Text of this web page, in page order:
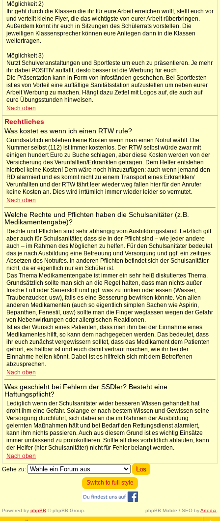
Möglichkeit 2)
Ihr geht durch die Klassen die ihr für eure Arbeit erreichen wollt, stellt euch vor
und verteilt kleine Flyer, die das wichtigste von eurer Arbeit rüberbringen.
Außerdem könnt ihr euch in Sitzungen des Schülerrats vorstellen. Die
jeweiligen Klassensprecher können eure Anliegen dann in die Klassen
weitertragen.
Möglichkeit 3)
Nutzt Schulveranstaltungen und Sportfeste um euch zu präsentieren. Je mehr
ihr dabei POSITIV auffallt, desto besser ist die Werbung für euch.
Die Präsentation kann in Form von Infoständen geschehen. Bei Sportfesten
ist es von Vorteil eine auffällige Sanitätsstation aufzustellen um neben eurer
Arbeit Werbung zu machen. Hängt dazu Zettel mit Logos auf, die auch auf
eure Übungsstunden hinweisen.
Nach oben
Rechtliches
Was kostet es wenn ich einen RTW rufe?
Grundsätzlich entstehen keine Kosten wenn man einen Notruf wählt. Die
Nummer selbst (112) ist immer kostenlos. Der RTW selbst würde zwar mit
einigen hundert Euro zu Buche schlagen, aber diese Kosten werden von der
Versicherung des Verunfallten/Erkrankten getragen. Dem Helfer entstehen
hierbei keine Kosten! Dem wäre noch hinzuzufügen: auch wenn jemand den
RD alarmiert und es kommt nicht zu einem Transport eines Erkrankten/
Verunfallten und der RTW fährt leer wieder weg fallen hier für den Anrufer
keine Kosten an. Dies wird irrtümlich immer wieder leider so vermutet.
Nach oben
Welche Rechte und Pflichten haben die Schulsanitäter (z.B.
Medikamentengabe)?
Rechte und Pflichten sind sehr abhängig vom Ausbildungsstand. Letztlich gilt
aber auch für Schulsanitäter, dass sie in der Pflicht sind – wie jeder andere
auch – im Rahmen des Möglichen zu helfen. Für den Schulsanitäter bedeutet
das je nach Ausbildung eine Betreuung und Versorgung und ggf. ein zeitiges
Absetzen des Notrufes. In anderen Pflichten befindet sich der Schulsanitäter
nicht, da er eigentlich nur ein Schüler ist.
Das Thema Medikamentengabe ist immer ein sehr heiß diskutiertes Thema.
Grundsätzlich sollte man sich an die Regel halten, dass man nichts außer
frische Luft oder Sauerstoff und ggf. was zu trinken oder essen (Wasser,
Traubenzucker, usw), falls es eine Besserung bewirken könnte. Von allen
anderen Medikamenten (auch so eigentlich simplen Sachen wie Aspirin,
Bepanthen, Fenestil, usw) sollte man die Finger weglassen wegen der Gefahr
von Nebenwirkungen oder allergischen Reaktionen.
Ist es der Wunsch eines Patienten, dass man ihm bei der Einnahme eines
Medikamentes hilft, so kann dem nachgegeben werden. Das bedeutet, dass
ihr euch zunächst vergewissern solltet, dass das Medikament dem Patienten
gehört, es haltbar ist und euch damit vertraut machen, wie ihr bei der
Einnahme helfen könnt. Dabei ist es hilfreich sich mit dem Betroffenen
abzusprechen.
Nach oben
Was geschieht bei Fehlern der SSDler? Besteht eine
Haftungspflicht?
Lediglich wenn der Schulsanitäter wider besseren Wissen gehandelt hat
droht ihm eine Gefahr. Solange er nach bestem Wissen und Gewissen seine
Versorgung durchführt, sich dabei an die im Rahmen der Ausbildung
gelernten Maßnahmen hält und bei Bedarf den Rettungsdienst alarmiert,
kann ihm nichts passieren. Auch aus diesem Grund ist es wichtig Einsätze
immer umfassend zu protokollieren. Sollte all dies vorbildlich ablaufen, kann
der Helfer (hier Schulsanitäter) nicht für Fehler belangt werden.
Nach oben
Gehe zu:
Switch to full style
Powered by phpBB © phpBB Group. phpBB Mobile / SEO byArtodia